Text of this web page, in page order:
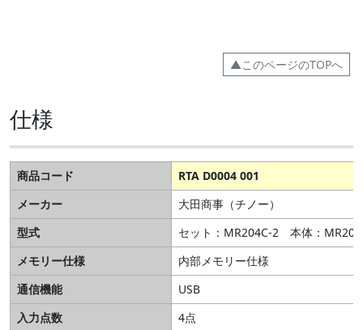
▲このページのTOPへ
仕様
商品コード
RTA D0004 001
メーカー
大田商事（チノー）
型式
セット：MR204C-2 本体：
メモリー仕様
内部メモリー仕様
通信機能
USB
入力点数
4点